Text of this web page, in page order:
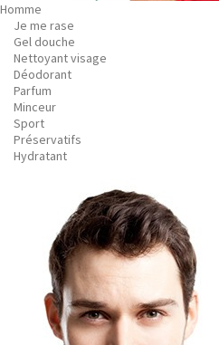
Homme
Je me rase
Gel douche
Nettoyant visage
Déodorant
Parfum
Minceur
Sport
Préservatifs
Hydratant